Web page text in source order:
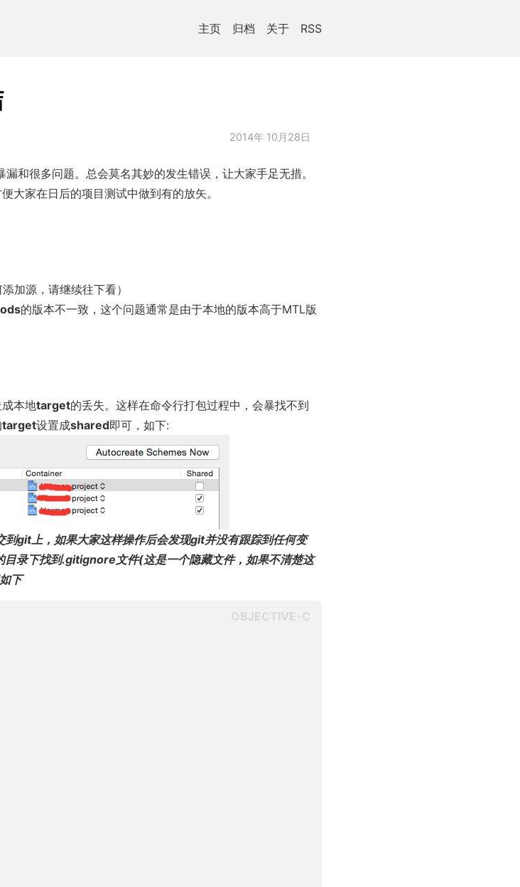
主页 归档 关于 RSS
2014年 10月28日
漏和很多问题。总会莫名其妙的发生错误，让大家手足无措。
大家在日后的项目测试中做到有的放矢。
加源，请继续往下看）
的版本不一致，这个问题通常是由于本地的版本高于MTL版
本地target的丢失。这样在命令行打包过程中，会暴找不到
target设置成shared即可，如下:
到git上，如果大家这样操作后会发现git并没有跟踪到任何变
录下找到.gitignore文件(这是一个隐藏文件，如果不清楚这
下